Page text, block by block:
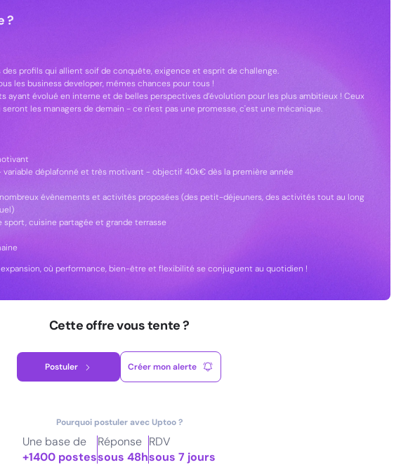
?
des profils qui allient soif de conquête, exigence et esprit de challenge.
les business developer, mêmes chances pour tous !
ayant évolué en interne et de belles perspectives d’évolution pour les plus ambitieux ! Ceux
les managers de demain - ce n'est pas une promesse, c'est une mécanique.
variable déplafonné et très motivant - objectif 40k€ dès la première année
évènements et activités proposées (des petit-déjeuners, des activités tout au long
sport, cuisine partagée et grande terrasse
où performance, bien-être et flexibilité se conjuguent au quotidien !
Cette offre vous tente ?
Postuler Créer mon alerte
Pourquoi postuler avec Uptoo ?
Une base de
+1400 postes
Réponse
sous 48h
RDV
sous 7 jours